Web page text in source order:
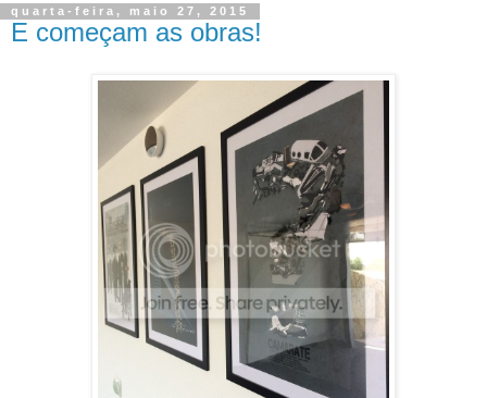
quarta-feira, maio 27, 2015
E começam as obras!